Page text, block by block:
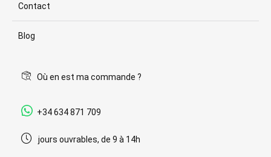
Contact
Blog
Où en est ma commande ?
+34 634 871 709
jours ouvrables, de 9 à 14h